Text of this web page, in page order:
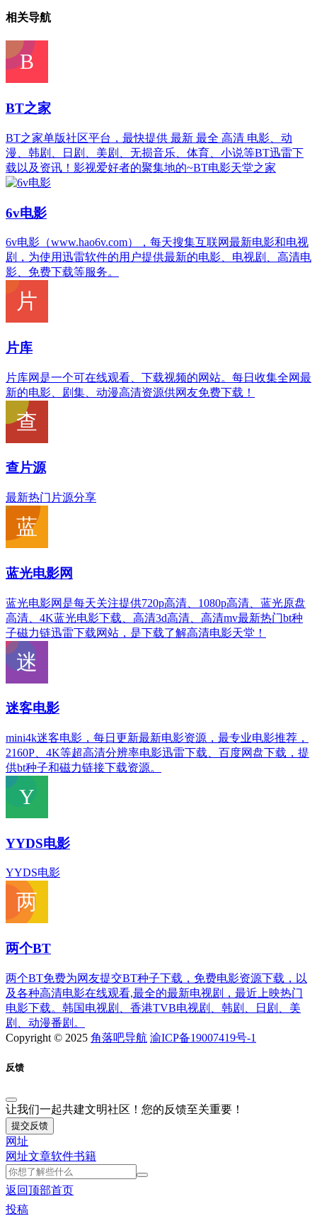
相关导航
BT之家
BT之家单版社区平台，最快提供 最新 最全 高清 电影、动
漫、韩剧、日剧、美剧、无损音乐、体育、小说等BT迅雷下
载以及资讯！影视爱好者的聚集地的~BT电影天堂之家
6v电影
6v电影（www.hao6v.com），每天搜集互联网最新电影和电视
剧，为使用迅雷软件的用户提供最新的电影、电视剧、高清电
影、免费下载等服务。
片库
片库网是一个可在线观看、下载视频的网站。每日收集全网最
新的电影、剧集、动漫高清资源供网友免费下载！
查片源
最新热门片源分享
蓝光电影网
蓝光电影网是每天关注提供720p高清、1080p高清、蓝光原盘
高清、4K蓝光电影下载、高清3d高清、高清mv最新热门bt种
子磁力链迅雷下载网站，是下载了解高清电影天堂！
迷客电影
mini4k迷客电影，每日更新最新电影资源，最专业电影推荐，
2160P、4K等超高清分辨率电影迅雷下载、百度网盘下载，提
供bt种子和磁力链接下载资源。
YYDS电影
YYDS电影
两个BT
两个BT免费为网友提交BT种子下载，免费电影资源下载，以
及各种高清电影在线观看,最全的最新电视剧，最近上映热门
电影下载。韩国电视剧、香港TVB电视剧、韩剧、日剧、美
剧、动漫番剧。
Copyright © 2025 角落吧导航 渝ICP备19007419号-1
反馈
让我们一起共建文明社区！您的反馈至关重要！
提交反馈
网址
网址文章软件书籍
返回顶部首页
投稿